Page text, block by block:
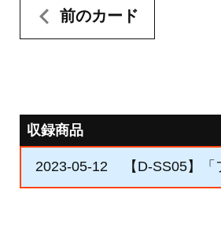
前のカード
収録商品
2023-05-12 【D-SS05】